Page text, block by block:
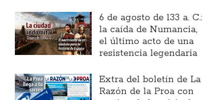
6 de agosto de 133 a. C.:
la caída de Numancia,
el último acto de una
resistencia legendaria
Extra del boletín de La
Razón de la Proa con